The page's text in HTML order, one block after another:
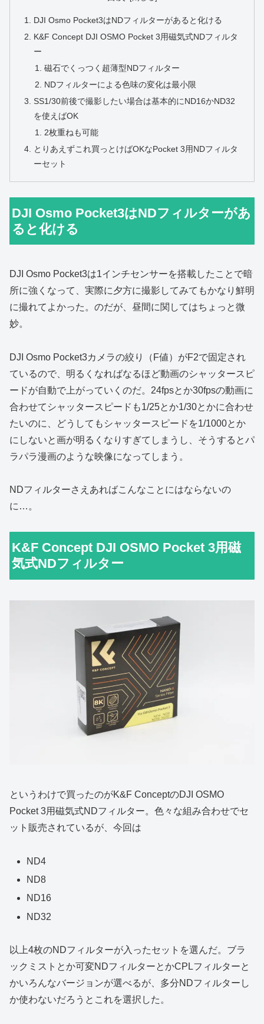
DJI Osmo Pocket3はNDフィルターがあると化ける
K&F Concept DJI OSMO Pocket 3用磁気式NDフィルタ
ー
磁石でくっつく超薄型NDフィルター
NDフィルターによる色味の変化は最小限
SS1/30前後で撮影したい場合は基本的にND16かND32
を使えばOK
2枚重ねも可能
とりあえずこれ買っとけばOKなPocket 3用NDフィルタ
ーセット
DJI Osmo Pocket3はNDフィルターがあ
ると化ける
DJI Osmo Pocket3は1インチセンサーを搭載したことで暗
所に強くなって、実際に夕方に撮影してみてもかなり鮮明
に撮れてよかった。のだが、昼間に関してはちょっと微
妙。
DJI Osmo Pocket3カメラの絞り（F値）がF2で固定され
ているので、明るくなればなるほど動画のシャッタースピ
ードが自動で上がっていくのだ。24fpsとか30fpsの動画に
合わせてシャッタースピードも1/25とか1/30とかに合わせ
たいのに、どうしてもシャッタースピードを1/1000とか
にしないと画が明るくなりすぎてしまうし、そうするとパ
ラパラ漫画のような映像になってしまう。
NDフィルターさえあればこんなことにはならないの
に…。
K&F Concept DJI OSMO Pocket 3用磁
気式NDフィルター
というわけで買ったのがK&F ConceptのDJI OSMO
Pocket 3用磁気式NDフィルター。色々な組み合わせでセ
ット販売されているが、今回は
ND4
ND8
ND16
ND32
以上4枚のNDフィルターが入ったセットを選んだ。ブラ
ックミストとか可変NDフィルターとかCPLフィルターと
かいろんなバージョンが選べるが、多分NDフィルターし
か使わないだろうとこれを選択した。